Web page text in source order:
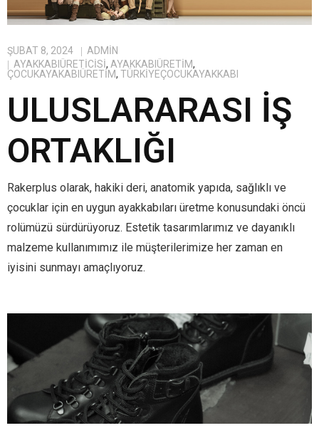
ŞUBAT 8, 2024
ADMIN
AYAKKABIÜRETICISI, AYAKKABIÜRETIM,
ÇOCUKAYAKABIÜRETIM, TÜRKIYEÇOCUKAYAKKABI
ULUSLARARASI İŞ
ORTAKLIĞI
Rakerplus olarak, hakiki deri, anatomik yapıda, sağlıklı ve
çocuklar için en uygun ayakkabıları üretme konusundaki öncü
rolümüzü sürdürüyoruz. Estetik tasarımlarımız ve dayanıklı
malzeme kullanımımız ile müşterilerimize her zaman en
iyisini sunmayı amaçlıyoruz.